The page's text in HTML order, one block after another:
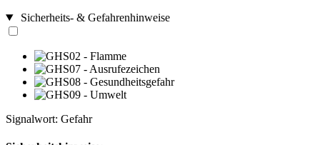
Sicherheits- & Gefahrenhinweise
Signalwort: Gefahr